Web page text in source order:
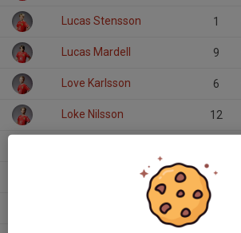
Lucas Stensson 1
Lucas Mardell 9
Love Karlsson 6
Loke Nilsson 12
12